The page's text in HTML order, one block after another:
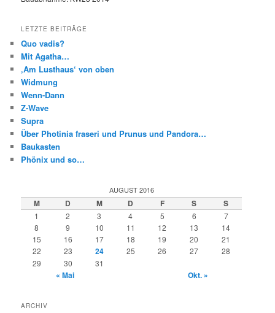
LETZTE BEITRÄGE
Quo vadis?
Mit Agatha…
‚Am Lusthaus‘ von oben
Widmung
Wenn-Dann
Z-Wave
Supra
Über Photinia fraseri und Prunus und Pandora…
Baukasten
Phönix und so…
AUGUST 2016
M D M D F S S
1 2 3 4 5 6
7
8
9 10 11 12 13
14
15
16 17 18 19 20
21
22
23 24 25 26 27
28
29
30 31
« Mai Okt. »
ARCHIV